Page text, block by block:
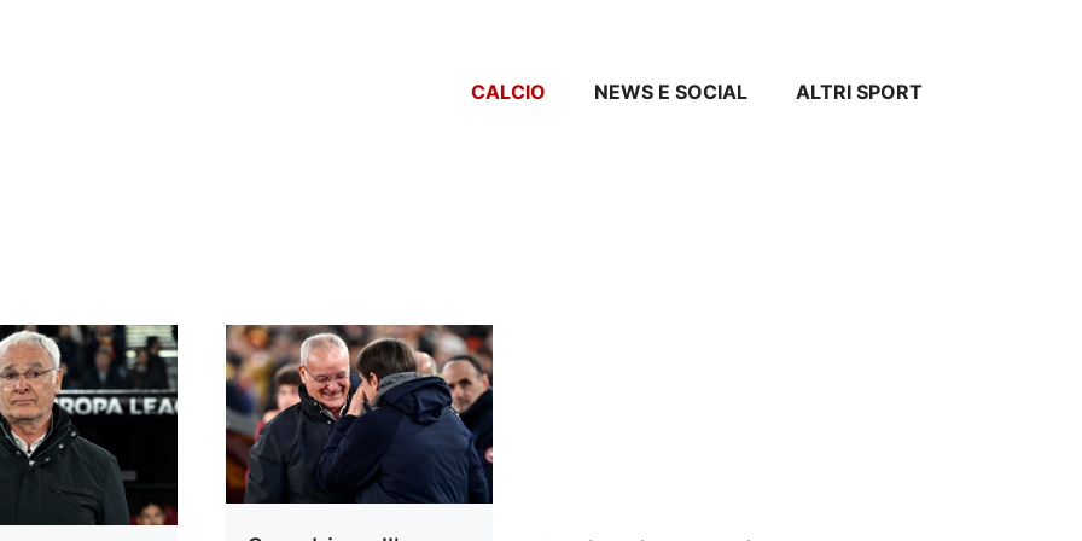
CALCIO NEWS E SOCIAL ALTRI SPORT